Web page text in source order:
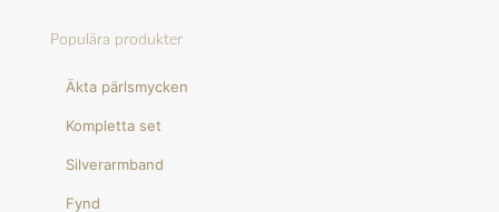
Populära produkter
Äkta pärlsmycken
Kompletta set
Silverarmband
Fynd